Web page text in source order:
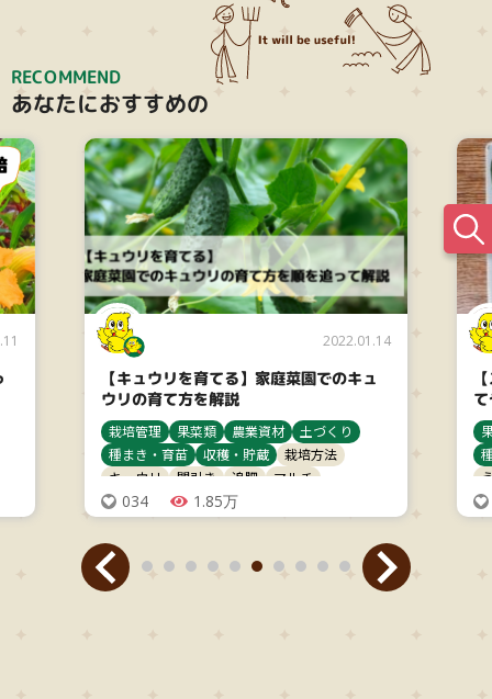
RECOMMEND
あなたにおすすめの
2022.01.14
【キュウリを育てる】家庭菜園でのキュ
ウリの育て方を解説
栽培管理 果菜類 農業資材
土づくり
種まき・育苗
収穫・貯蔵
栽培方法
キュウリ
間引き 追肥 マルチ
034 1.85万